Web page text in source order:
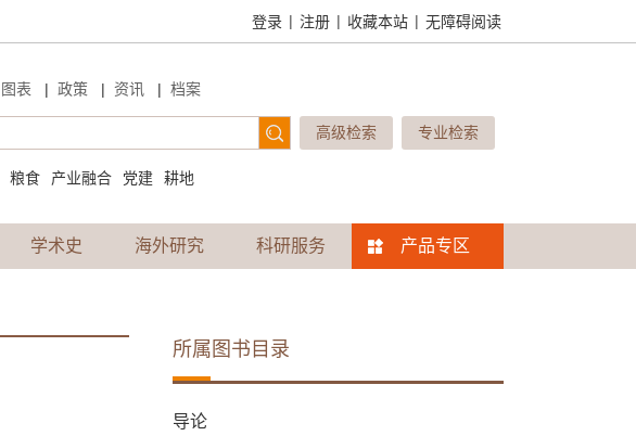
登录 | 注册 | 收藏本站 | 无障碍阅读
图表 | 政策 | 资讯 | 档案
高级检索 专业检索
粮食 产业融合 党建 耕地
学术史 海外研究 科研服务 产品专区
所属图书目录
导论